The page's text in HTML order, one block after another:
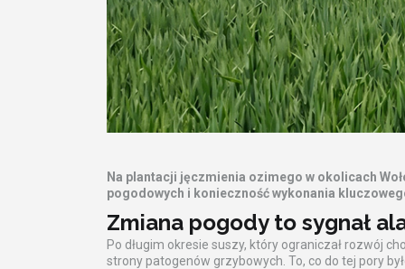
Na plantacji jęczmienia ozimego w okolicach
pogodowych i konieczność wykonania
Zmiana pogody to sygnał
Po długim okresie suszy, który ograniczał rozwój
strony patogenów grzybowych. To, co do tej pory